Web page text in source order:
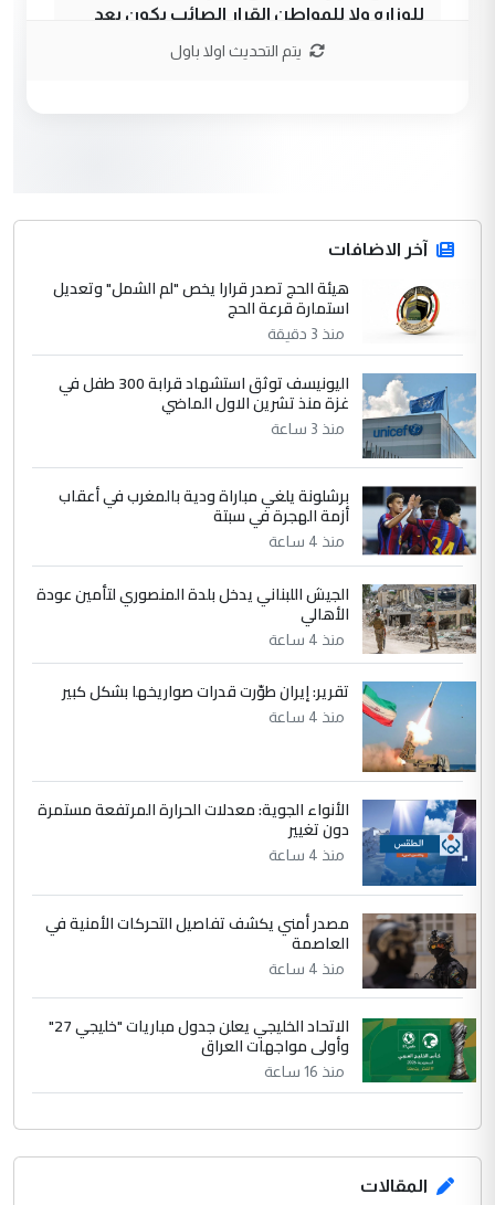
للوزاره ولا للمواطن القرار الصائب يكون بعد
جنسية الرافد الثالث للعراق ومن اصول عريقة
ابا فرات ...
الموضوع :
الجواهري يرد على صدام حسين سل
مضجعيك يابن الزنا (نص كامل)
سردار
التعليق : واحد من عصابة علي ماما يسقط
جنسية الرافد الثالث للعراق ومن اصول عريقة
ابا فرات ...
الموضوع :
الجواهري يرد على صدام حسين سل
مضجعيك يابن الزنا (نص كامل)
حيدر عاشور
التعليق : تحياتي لك استاذ حامدتركان. كلام
دقيق ومسؤول؛ فالاستثمار الحقيقي للإنسان
وثروات البلد يعتمد على الكفاءة ...
الموضوع :
بين الإهمال واغتصاب الأرض.. بلاد
الرافدين تعاني الجفاف والتصحر!!
يتم التحديث اولا باول
آخر الاضافات
هيئة الحج تصدر قرارا يخص "لم الشمل" وتعديل
استمارة قرعة الحج
منذ 3 دقيقة
اليونيسف توثق استشهاد قرابة 300 طفل في
غزة منذ تشرين الاول الماضي
منذ 3 ساعة
برشلونة يلغي مباراة ودية بالمغرب في أعقاب
أزمة الهجرة في سبتة
منذ 4 ساعة
الجيش اللبناني يدخل بلدة المنصوري لتأمين عودة
الأهالي
منذ 4 ساعة
تقرير: إيران طوّرت قدرات صواريخها بشكل كبير
منذ 4 ساعة
الأنواء الجوية: معدلات الحرارة المرتفعة مستمرة
دون تغيير
منذ 4 ساعة
مصدر أمني يكشف تفاصيل التحركات الأمنية في
العاصمة
منذ 4 ساعة
الاتحاد الخليجي يعلن جدول مباريات "خليجي 27"
وأولى مواجهات العراق
منذ 16 ساعة
المقالات